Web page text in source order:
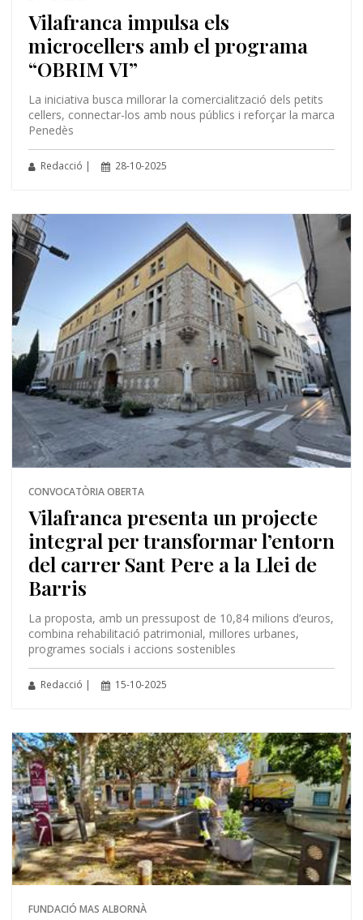
Vilafranca impulsa els
microcellers amb el programa
“OBRIM VI”
La iniciativa busca millorar la comercialització dels petits
cellers, connectar-los amb nous públics i reforçar la marca
Penedès
Redacció | 28-10-2025
CONVOCATÒRIA OBERTA
Vilafranca presenta un projecte
integral per transformar l’entorn
del carrer Sant Pere a la Llei de
Barris
La proposta, amb un pressupost de 10,84 milions d’euros,
combina rehabilitació patrimonial, millores urbanes,
programes socials i accions sostenibles
Redacció | 15-10-2025
FUNDACIÓ MAS ALBORNÀ